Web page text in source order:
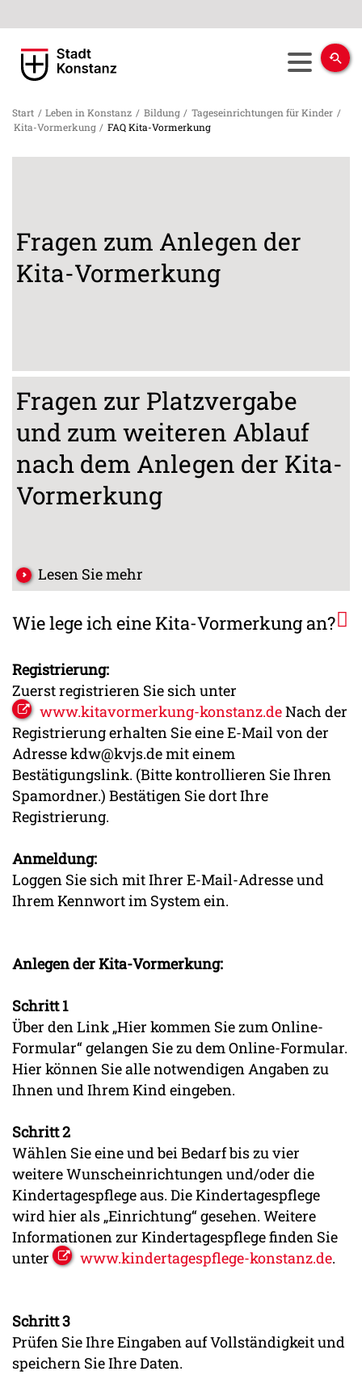
Start / Leben in Konstanz / Bildung / Tageseinrichtungen für Kinder /
Kita-Vormerkung / FAQ Kita-Vormerkung
Fragen zum Anlegen der
Kita-Vormerkung
Fragen zur Platzvergabe
und zum weiteren Ablauf
nach dem Anlegen der Kita-
Vormerkung
Lesen Sie mehr
Wie lege ich eine Kita-Vormerkung an?
Registrierung:
Zuerst registrieren Sie sich unter
www.kitavormerkung-konstanz.deNach der
Registrierung erhalten Sie eine E-Mail von der
Adresse kdw@kvjs.de mit einem
Bestätigungslink. (Bitte kontrollieren Sie Ihren
Spamordner.) Bestätigen Sie dort Ihre
Registrierung.
Anmeldung:
Loggen Sie sich mit Ihrer E-Mail-Adresse und
Ihrem Kennwort im System ein.
Anlegen der Kita-Vormerkung:
Schritt 1
Über den Link „Hier kommen Sie zum Online-
Formular“ gelangen Sie zu dem Online-Formular.
Hier können Sie alle notwendigen Angaben zu
Ihnen und Ihrem Kind eingeben.
Schritt 2
Wählen Sie eine und bei Bedarf bis zu vier
weitere Wunscheinrichtungen und/oder die
Kindertagespflege aus. Die Kindertagespflege
wird hier als „Einrichtung“ gesehen. Weitere
Informationen zur Kindertagespflege finden Sie
unter
www.kindertagespflege-konstanz.de.
Schritt 3
Prüfen Sie Ihre Eingaben auf Vollständigkeit und
speichern Sie Ihre Daten.